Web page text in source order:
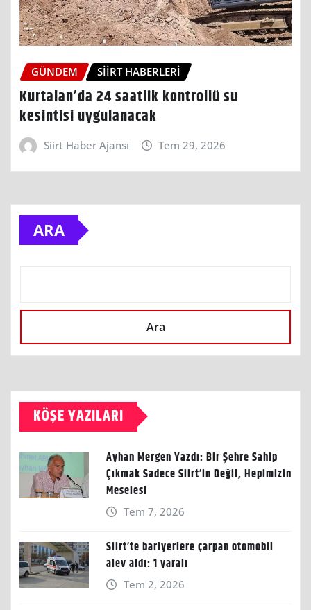
GÜNDEM SIIRT HABERLERI
Kurtalan’da 24 saatlik kontrollü su
kesintisi uygulanacak
Siirt Haber Ajansı Tem 29, 2026
ARA
Ara
KÖŞE YAZILARI
Ayhan Mergen Yazdı: Bir Şehre Sahip
Çıkmak Sadece Siirt’in Değil, Hepimizin
Meselesi
Tem 7, 2026
Siirt’te bariyerlere çarpan otomobil
alev aldı: 1 yaralı
Tem 2, 2026